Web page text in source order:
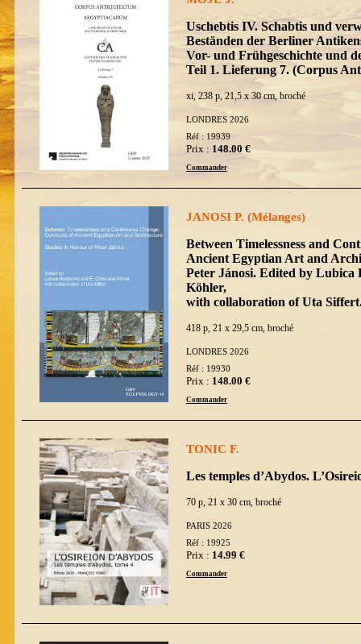
Uschebtis IV. Schabtis und
Beständen der Berliner
Vor- und Frühgeschichte und
Teil 1. Lieferung 7. (Corpus
xi, 238 p, 21,5 x 30 cm, broché
LONDRES 2026
Réf : 19939
Prix : 148.00 €
Commander
JANOSI P. (Mélanges)
Between Timelessness and
Ancient Egyptian Art and
Peter Jánosi. Edited by
Köhler,
with collaboration of Uta
418 p, 21 x 29,5 cm, broché
LONDRES 2026
Réf : 19930
Prix : 148.00 €
Commander
TONIC F.
Les temples d’Abydos.
70 p, 21 x 30 cm, broché
PARIS 2026
Réf : 19925
Prix : 14.99 €
Commander